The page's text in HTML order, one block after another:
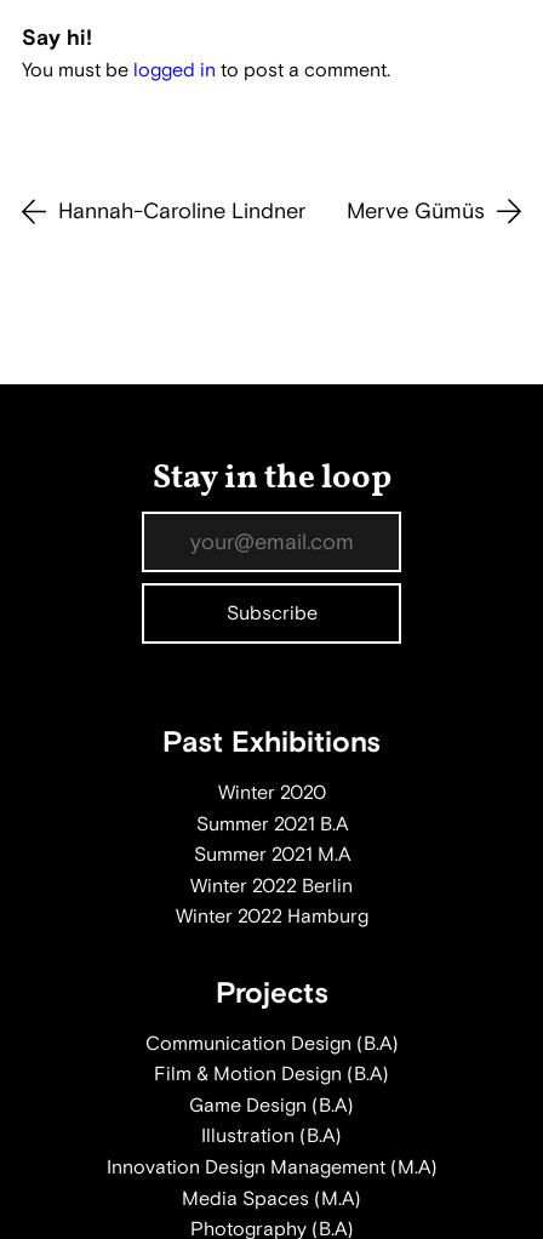
Say hi!
You must be logged in to post a comment.
Hannah-Caroline Lindner Merve Gümüs
Stay in the loop
Past Exhibitions
Winter 2020
Summer 2021 B.A
Summer 2021 M.A
Winter 2022 Berlin
Winter 2022 Hamburg
Projects
Communication Design (B.A)
Film & Motion Design (B.A)
Game Design (B.A)
Illustration (B.A)
Innovation Design Management (M.A)
Media Spaces (M.A)
Photography (B.A)